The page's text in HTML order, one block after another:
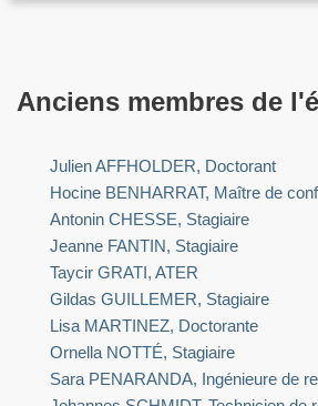
Anciens membres de
Julien AFFHOLDER, Doctorant
Hocine BENHARRAT, Maître de
Antonin CHESSE, Stagiaire
Jeanne FANTIN, Stagiaire
Taycir GRATI, ATER
Gildas GUILLEMER, Stagiaire
Lisa MARTINEZ, Doctorante
Ornella NOTTÉ, Stagiaire
Sara PENARANDA, Ingénieure de